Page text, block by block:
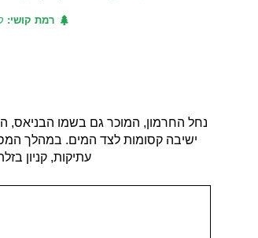
רמת קושי:
ישיבה קסומות לצד המים. במהלך
עתיקות, קניון